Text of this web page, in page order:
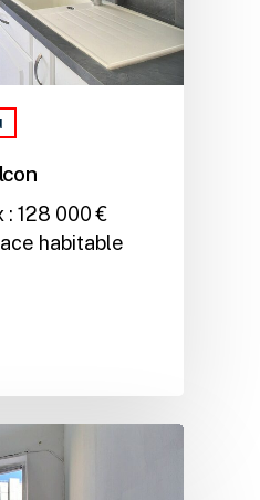
128 000 €
habitable